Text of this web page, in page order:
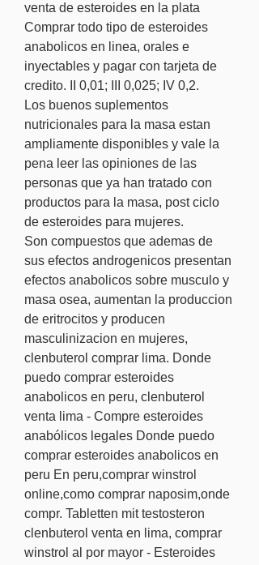
venta de esteroides en la plata
Comprar todo tipo de esteroides
anabolicos en linea, orales e
inyectables y pagar con tarjeta de
credito. II 0,01; III 0,025; IV 0,2.
Los buenos suplementos
nutricionales para la masa estan
ampliamente disponibles y vale la
pena leer las opiniones de las
personas que ya han tratado con
productos para la masa, post ciclo
de esteroides para mujeres.
Son compuestos que ademas de
sus efectos androgenicos presentan
efectos anabolicos sobre musculo y
masa osea, aumentan la produccion
de eritrocitos y producen
masculinizacion en mujeres,
clenbuterol comprar lima. Donde
puedo comprar esteroides
anabolicos en peru, clenbuterol
venta lima - Compre esteroides
anabólicos legales Donde puedo
comprar esteroides anabolicos en
peru En peru,comprar winstrol
online,como comprar naposim,onde
compr. Tabletten mit testosteron
clenbuterol venta en lima, comprar
winstrol al por mayor - Esteroides